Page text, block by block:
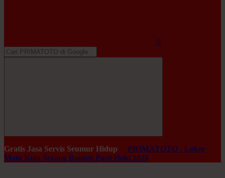
0
Gratis Jasa Servis Seumur Hidup
PRIMATOTO - Loker
Main Kota Serang Banten Pasti Hoki 2026